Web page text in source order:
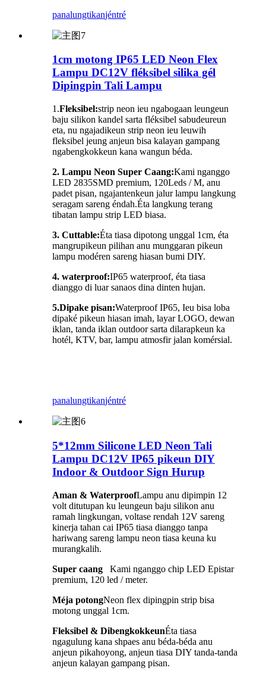
panalungtikanjéntré
1cm motong IP65 LED Neon Flex
Lampu DC12V fléksibel silika gél
Dipingpin Tali Lampu
1.Fleksibel:strip neon ieu ngabogaan leungeun
baju silikon kandel sarta fléksibel sabudeureun
eta, nu ngajadikeun strip neon ieu leuwih
fleksibel jeung anjeun bisa kalayan gampang
ngabengkokkeun kana wangun béda.
2. Lampu Neon Super Caang:Kami nganggo
LED 2835SMD premium, 120Leds / M, anu
padet pisan, ngajantenkeun jalur lampu langkung
seragam sareng éndah.Éta langkung terang
tibatan lampu strip LED biasa.
3. Cuttable:Éta tiasa dipotong unggal 1cm, éta
mangrupikeun pilihan anu munggaran pikeun
lampu modéren sareng hiasan bumi DIY.
4. waterproof:IP65 waterproof, éta tiasa
dianggo di luar sanaos dina dinten hujan.
5.Dipake pisan:Waterproof IP65, Ieu bisa loba
dipaké pikeun hiasan imah, layar LOGO, dewan
iklan, tanda iklan outdoor sarta dilarapkeun ka
hotél, KTV, bar, lampu atmosfir jalan komérsial.
panalungtikanjéntré
5*12mm Silicone LED Neon Tali
Lampu DC12V IP65 pikeun DIY
Indoor & Outdoor Sign Hurup
Aman & WaterproofLampu anu dipimpin 12
volt ditutupan ku leungeun baju silikon anu
ramah lingkungan, voltase rendah 12V sareng
kinerja tahan cai IP65 tiasa dianggo tanpa
hariwang sareng lampu neon tiasa keuna ku
murangkalih.
Super caang
Kami nganggo chip LED Epistar
premium, 120 led / meter.
Méja potongNeon flex dipingpin strip bisa
motong unggal 1cm.
Fleksibel & DibengkokkeunÉta tiasa
ngagulung kana shpaes anu béda-béda anu
anjeun pikahoyong, anjeun tiasa DIY tanda-tanda
anjeun kalayan gampang pisan.